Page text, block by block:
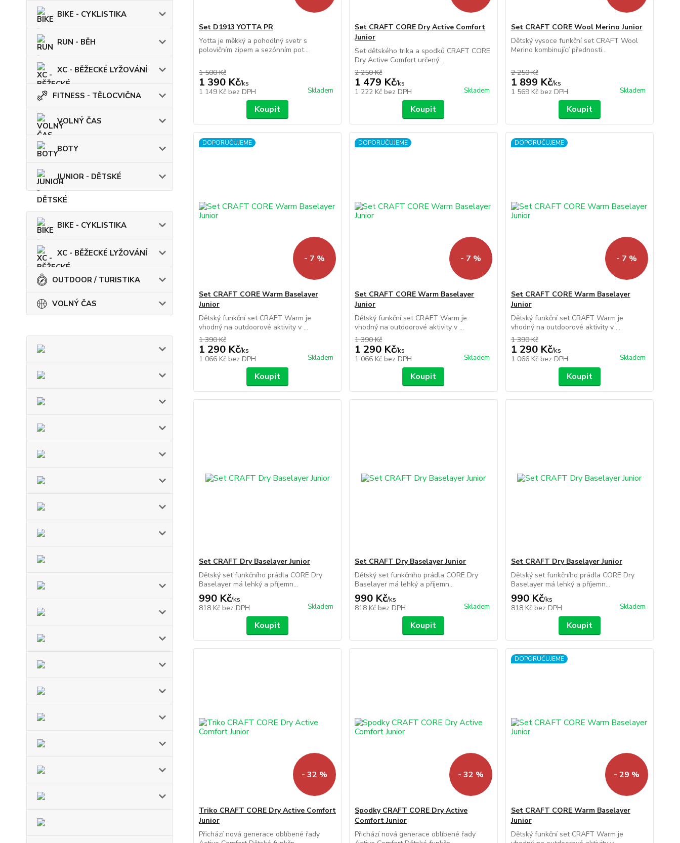
BIKE - CYKLISTIKA
RUN - BĚH
XC - BĚŽECKÉ LYŽOVÁNÍ
FITNESS - TĚLOCVIČNA
VOLNÝ ČAS
BOTY
JUNIOR - DĚTSKÉ
BIKE - CYKLISTIKA
XC - BĚŽECKÉ LYŽOVÁNÍ
OUTDOOR / TURISTIKA
VOLNÝ ČAS
Set D1913 YOTTA PR
Yotta je měkký a pohodlný svetr s
polovičním zipem a sezónním pot...
1 500 Kč
1 390 Kč/ks
1 149 Kč bez DPH Skladem
Koupit
Set CRAFT CORE Dry Active Comfort
Junior
Set dětského trika a spodků CRAFT CORE
Dry Active Comfort určený ...
2 250 Kč
1 479 Kč/ks
1 222 Kč bez DPH Skladem
Koupit
Set CRAFT CORE Wool Merino Junior
Dětský vysoce funkční set CRAFT Wool
Merino kombinující přednosti...
2 250 Kč
1 899 Kč/ks
1 569 Kč bez DPH Skladem
Koupit
DOPORUČUJEME
- 7 %
Set CRAFT CORE Warm Baselayer
Junior
Dětský funkční set CRAFT Warm je
vhodný na outdoorové aktivity v ...
1 390 Kč
1 290 Kč/ks
1 066 Kč bez DPH Skladem
Koupit
DOPORUČUJEME
- 7 %
Set CRAFT CORE Warm Baselayer
Junior
Dětský funkční set CRAFT Warm je
vhodný na outdoorové aktivity v ...
1 390 Kč
1 290 Kč/ks
1 066 Kč bez DPH Skladem
Koupit
DOPORUČUJEME
- 7 %
Set CRAFT CORE Warm Baselayer
Junior
Dětský funkční set CRAFT Warm je
vhodný na outdoorové aktivity v ...
1 390 Kč
1 290 Kč/ks
1 066 Kč bez DPH Skladem
Koupit
Set CRAFT Dry Baselayer Junior
Dětský set funkčního prádla CORE Dry
Baselayer má lehký a příjemn...
990 Kč/ks
818 Kč bez DPH Skladem
Koupit
Set CRAFT Dry Baselayer Junior
Dětský set funkčního prádla CORE Dry
Baselayer má lehký a příjemn...
990 Kč/ks
818 Kč bez DPH Skladem
Koupit
Set CRAFT Dry Baselayer Junior
Dětský set funkčního prádla CORE Dry
Baselayer má lehký a příjemn...
990 Kč/ks
818 Kč bez DPH Skladem
Koupit
- 32 %
Triko CRAFT CORE Dry Active Comfort
Junior
Přichází nová generace oblíbené řady
- 32 %
Spodky CRAFT CORE Dry Active
Comfort Junior
Přichází nová generace oblíbené řady
DOPORUČUJEME
- 29 %
Set CRAFT CORE Warm Baselayer
Junior
Dětský funkční set CRAFT Warm je